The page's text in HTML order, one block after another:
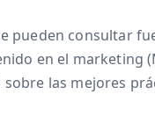
pueden consultar
en el marketing
las mejores